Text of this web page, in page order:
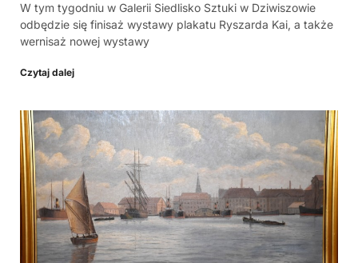
W tym tygodniu w Galerii Siedlisko Sztuki w Dziwiszowie
odbędzie się finisaż wystawy plakatu Ryszarda Kai, a także
wernisaż nowej wystawy
Czytaj dalej